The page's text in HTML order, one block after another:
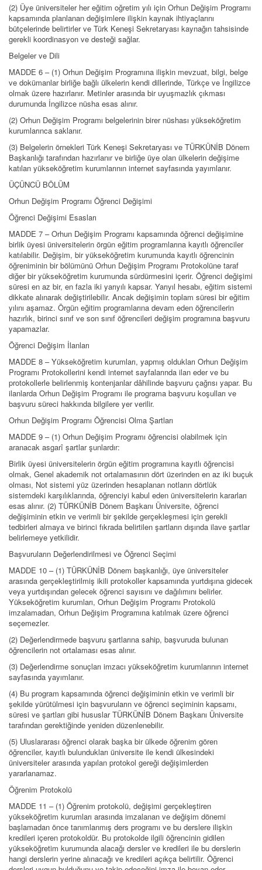
(2) Üye üniversiteler her eğitim oğretim yılı için Orhun Değişim Programı
kapsamında planlanan değişimlere ilişkin kaynak ihtiyaçlarını
bütçelerinde belirtirler ve Türk Keneşi Sekretaryası kaynağın tahsisinde
gerekli koordinasyon ve desteği sağlar.
Belgeler ve Dili
MADDE 6 – (1) Orhun Değişim Programına ilişkin mevzuat, bilgi, belge
ve dokümanlar birliğe bağlı ülkelerin kendi dillerinde, Türkçe ve İngilizce
olmak üzere hazırlanır. Metinler arasında bir uyuşmazlık çıkması
durumunda İngilizce nüsha esas alınır.
(2) Orhun Değişim Programı belgelerinin birer nüshası yükseköğretim
kurumlarınca saklanır.
(3) Belgelerin örnekleri Türk Keneşi Sekretaryası ve TÜRKÜNİB Dönem
Başkanlığı tarafından hazırlanır ve birliğe üye olan ülkelerin değişime
katılan yükseköğretim kurumlarının internet sayfasında yayımlanır.
ÜÇÜNCÜ BÖLÜM
Orhun Değişim Programı Öğrenci Değişimi
Öğrenci Değişimi Esasları
MADDE 7 – Orhun Değişim Programı kapsamında öğrenci değişimine
birlik üyesi üniversitelerin örgün eğitim programlarına kayıtlı öğrenciler
katılabilir. Değişim, bir yükseköğretim kurumunda kayıtlı öğrencinin
öğreniminin bir bölümünü Orhun Değişim Programı Protokolüne taraf
diğer bir yükseköğretim kurumunda sürdürmesini içerir. Öğrenci değişimi
süresi en az bir, en fazla iki yarıyılı kapsar. Yarıyıl hesabı, eğitim sistemi
dikkate alınarak değiştirilebilir. Ancak değişimin toplam süresi bir eğitim
yılını aşamaz. Örgün eğitim programlarına devam eden öğrencilerin
hazırlık, birinci sınıf ve son sınıf öğrencileri değişim programına başvuru
yapamazlar.
Öğrenci Değişim İlanları
MADDE 8 – Yükseköğretim kurumları, yapmış oldukları Orhun Değişim
Programı Protokollerini kendi internet sayfalarında ilan eder ve bu
protokollerle belirlenmiş kontenjanlar dâhilinde başvuru çağrısı yapar. Bu
ilanlarda Orhun Değişim Programı ile programa başvuru koşulları ve
başvuru süreci hakkında bilgilere yer verilir.
Orhun Değişim Programı Öğrencisi Olma Şartları
MADDE 9 – (1) Orhun Değişim Programı öğrencisi olabilmek için
aranacak asgarî şartlar şunlardır:
Birlik üyesi üniversitelerin örgün eğitim programına kayıtlı öğrencisi
olmak, Genel akademik not ortalamasının dört üzerinden en az iki buçuk
olması, Not sistemi yüz üzerinden hesaplanan notların dörtlük
sistemdeki karşılıklarında, öğrenciyi kabul eden üniversitelerin kararları
esas alınır. (2) TÜRKÜNİB Dönem Başkanı Üniversite, öğrenci
değişiminin etkin ve verimli bir şekilde gerçekleşmesi için gerekli
tedbirleri almaya ve birinci fıkrada belirtilen şartların dışında ilave şartlar
belirlemeye yetkilidir.
Başvuruların Değerlendirilmesi ve Öğrenci Seçimi
MADDE 10 – (1) TÜRKÜNİB Dönem başkanlığı, üye üniversiteler
arasında gerçekleştirilmiş ikili protokoller kapsamında yurtdışına gidecek
veya yurtdışından gelecek öğrenci sayısını ve dağılımını belirler.
Yükseköğretim kurumları, Orhun Değişim Programı Protokolü
imzalamadan, Orhun Değişim Programına katılmak üzere öğrenci
seçemezler.
(2) Değerlendirmede başvuru şartlarına sahip, başvuruda bulunan
öğrencilerin not ortalaması esas alınır.
(3) Değerlendirme sonuçları imzacı yükseköğretim kurumlarının internet
sayfasında yayımlanır.
(4) Bu program kapsamında öğrenci değişiminin etkin ve verimli bir
şekilde yürütülmesi için başvuruların ve öğrenci seçiminin kapsamı,
süresi ve şartları gibi hususlar TÜRKÜNİB Dönem Başkanı Üniversite
tarafından gerektiğinde yeniden düzenlenebilir.
(5) Uluslararası öğrenci olarak başka bir ülkede öğrenim gören
öğrenciler, kayıtlı bulundukları üniversite ile kendi ülkesindeki
üniversiteler arasında yapılan protokol gereği değişimlerden
yararlanamaz.
Öğrenim Protokolü
MADDE 11 – (1) Öğrenim protokolü, değişimi gerçekleştiren
yükseköğretim kurumları arasında imzalanan ve değişim dönemi
başlamadan önce tanımlanmış ders programı ve bu derslere ilişkin
kredileri içeren protokoldür. Bu protokolde ilgili öğrencinin gidilen
yükseköğretim kurumunda alacağı dersler ve kredileri ile bu derslerin
hangi derslerin yerine alınacağı ve kredileri açıkça belirtilir. Öğrenci